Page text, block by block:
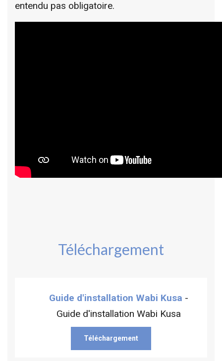
entendu pas obligatoire.
Téléchargement
Guide d'installation Wabi Kusa -
Guide d'installation Wabi Kusa
Téléchargement